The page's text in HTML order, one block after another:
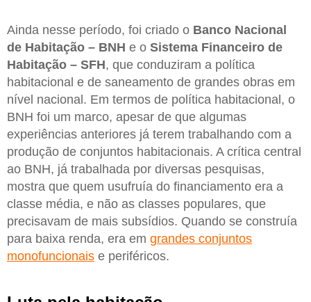
Ainda nesse período, foi criado o Banco Nacional
de Habitação – BNH e o Sistema Financeiro de
Habitação – SFH, que conduziram a política
habitacional e de saneamento de grandes obras em
nível nacional. Em termos de política habitacional, o
BNH foi um marco, apesar de que algumas
experiências anteriores já terem trabalhando com a
produção de conjuntos habitacionais. A crítica central
ao BNH, já trabalhada por diversas pesquisas,
mostra que quem usufruía do financiamento era a
classe média, e não as classes populares, que
precisavam de mais subsídios. Quando se construía
para baixa renda, era em grandes conjuntos
monofuncionais e periféricos.